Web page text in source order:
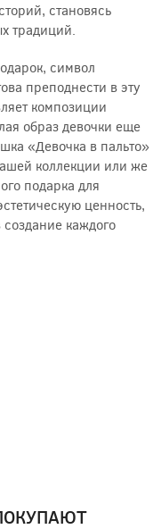
становясь
традиций.
символ
преподнести в эту
композиции
образ девочки еще
«Девочка в пальто»
коллекции или же
подарка для
ценность,
каждого